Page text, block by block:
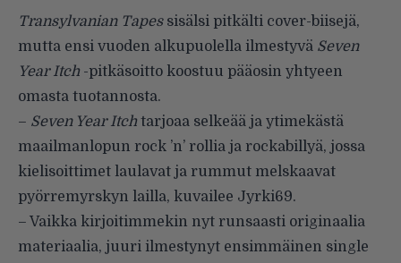
Transylvanian Tapessisälsi pitkälti cover-biisejä,
mutta ensi vuoden alkupuolella ilmestyvä Seven
Year Itch -pitkäsoitto koostuu pääosin yhtyeen
omasta tuotannosta.
– Seven Year Itch tarjoaa selkeää ja ytimekästä
maailmanlopun rock ’n’ rollia ja rockabillyä, jossa
kielisoittimet laulavat ja rummut melskaavat
pyörremyrskyn lailla, kuvailee Jyrki69.
– Vaikka kirjoitimmekin nyt runsaasti originaalia
materiaalia, juuri ilmestynyt ensimmäinen single